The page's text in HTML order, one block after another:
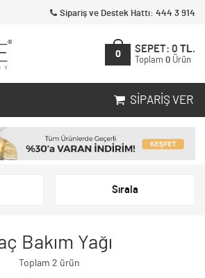
Sipariş ve Destek Hattı: 444 3 914
0
SEPET: 0 TL.
Toplam 0 Ürün
SIPARIŞ VER
Sırala
Bakım Yağı
Toplam 2 ürün